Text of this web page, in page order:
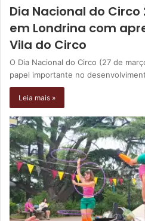
Dia Nacional do
em Londrina com
Vila do Circo
O Dia Nacional do Circo (27 de
papel importante no
Leia mais »